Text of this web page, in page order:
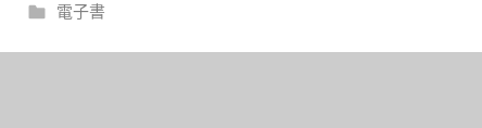
電子書